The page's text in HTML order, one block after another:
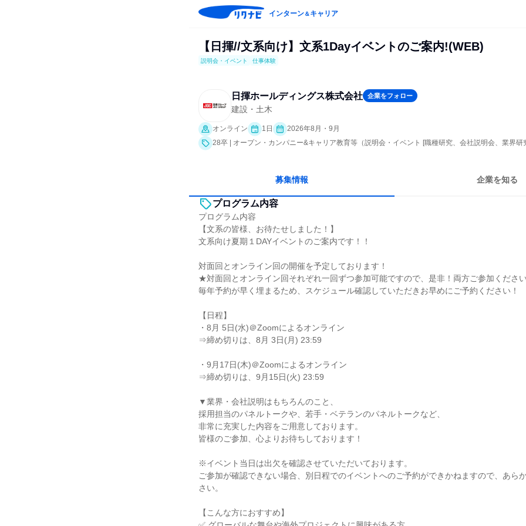
インターン＆キャリア
【日揮//文系向け】文系1Dayイベントのご案内!(WEB)
説明会・イベント 仕事体験
日揮ホールディングス株式会社 企業をフォロー
建設・土木
オンライン 1日
2026年8月・9月
28卒 | オープン・カンパニー&キャリア教育等（説明会・イベント [職種研究、会社説明会、業界研
募集情報 企業を知る
プログラム内容
プログラム内容
【文系の皆様、お待たせしました！】
文系向け夏期１DAYイベントのご案内です！！
対面回とオンライン回の開催を予定しております！
★対面回とオンライン回それぞれ一回ずつ参加可能ですので、是非！両方ご参加くださ
毎年予約が早く埋まるため、スケジュール確認していただきお早めにご予約ください！
【日程】
・8月 5日(水)＠Zoomによるオンライン
⇒締め切りは、8月 3日(月) 23:59
・9月17日(木)＠Zoomによるオンライン
⇒締め切りは、9月15日(火) 23:59
▼業界・会社説明はもちろんのこと、
採用担当のパネルトークや、若手・ベテランのパネルトークなど、
非常に充実した内容をご用意しております。
皆様のご参加、心よりお待ちしております！
※イベント当日は出欠を確認させていただいております。
ご参加が確認できない場合、別日程でのイベントへのご予約ができかねますので、あら
さい。
【こんな方におすすめ】